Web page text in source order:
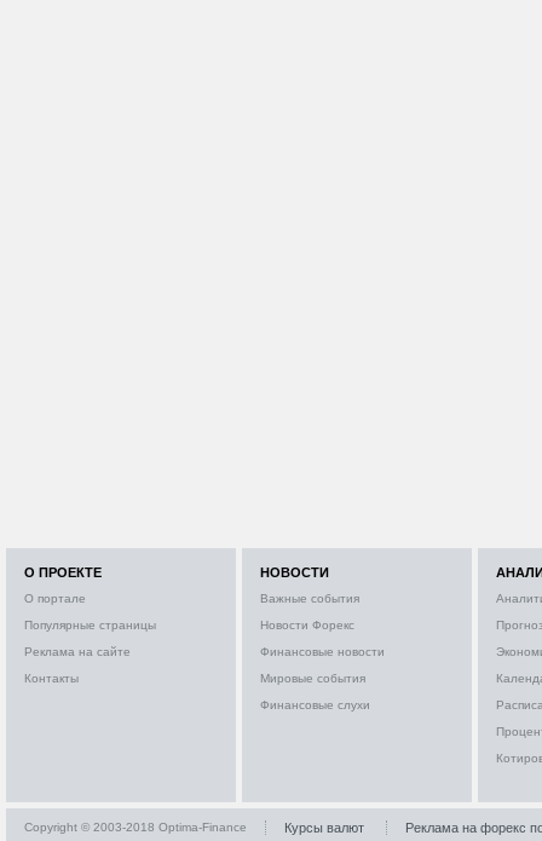
О ПРОЕКТЕ
О портале
Популярные страницы
Реклама на сайте
Контакты
НОВОСТИ
Важные события
Новости Форекс
Финансовые новости
Мировые события
Финансовые слухи
Copyright © 2003-2018 Optima-Finance Курсы валют Реклама на форекс